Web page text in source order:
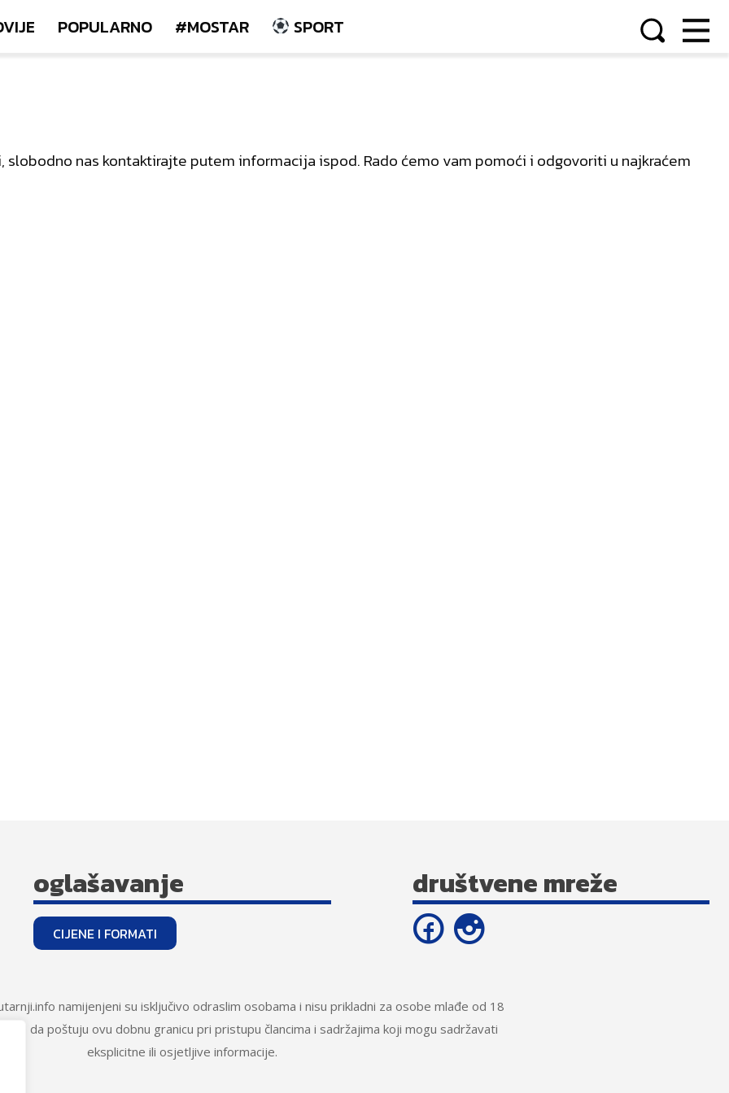
POPULARNO #MOSTAR SPORT
nas kontaktirajte putem informacija ispod. Rado ćemo vam pomoći i odgovoriti u najkraćem
oglašavanje
CIJENE I FORMATI
društvene mreže
namijenjeni su isključivo odraslim osobama i nisu prikladni za osobe mlađe od 18
da poštuju ovu dobnu granicu pri pristupu člancima i sadržajima koji mogu sadržavati
eksplicitne ili osjetljive informacije.